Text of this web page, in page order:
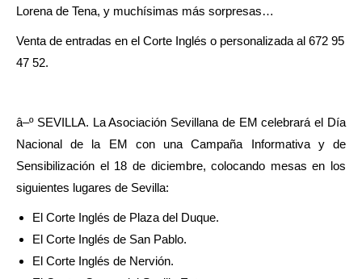
Lorena de Tena, y muchísimas más sorpresas…
Venta de entradas en el Corte Inglés o personalizada al 672 95
47 52.
â–º SEVILLA. La Asociación Sevillana de EM celebrará el Día
Nacional de la EM con una Campaña Informativa y de
Sensibilización el 18 de diciembre, colocando mesas en los
siguientes lugares de Sevilla:
El Corte Inglés de Plaza del Duque.
El Corte Inglés de San Pablo.
El Corte Inglés de Nervión.